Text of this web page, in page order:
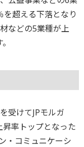
超える下落となり
などの5業種が上
受けてJPモルガ
昇率トップとなった
・コミュニケーシ